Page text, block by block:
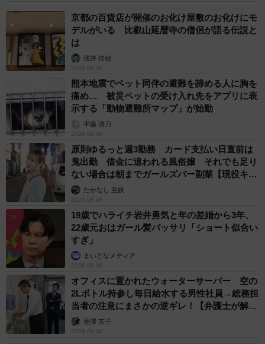
京都の百貨店が開催のお化け屋敷のお化けにモ
デルがいる 比叡山延暦寺の僧侶が語る伝説と
は
浅井 佳穂
2026.08.08
熊本地震でペット同伴の避難を諦める人に胸を
痛め… 被災ペットの受け入れ先をアプリに表
示する「動物避難所マップ」が始動
平藤 清刀
2026.08.08
原則ゆるっと週3勤務 カード支払い日直前は
鬼出勤 借金に追われる風俗嬢 それでも足り
ない場合は朝までガールズバー副業【現役キャ
ストに取材】
たかなし 亜妖
2026.08.08
19歳でハライチ岩井勇気と年の差婚から3年、
22歳元おはガール髪バッサリ「ショート似合い
すぎ」
まいどなメディア
2026.08.08
オフィスに置かれたウォーターサーバー 空の
2Lボトル持参し毎日給水する男性社員→総務担
当者の注意にまさかの逆ギレ！【弁護士が解
説】長澤 芳子
2026.08.08